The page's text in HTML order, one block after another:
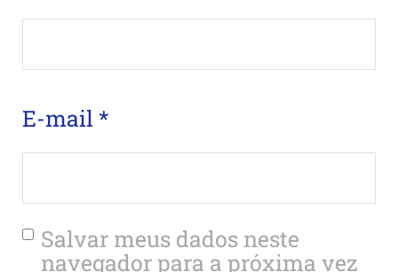
E-mail *
Salvar meus dados neste
navegador para a próxima vez